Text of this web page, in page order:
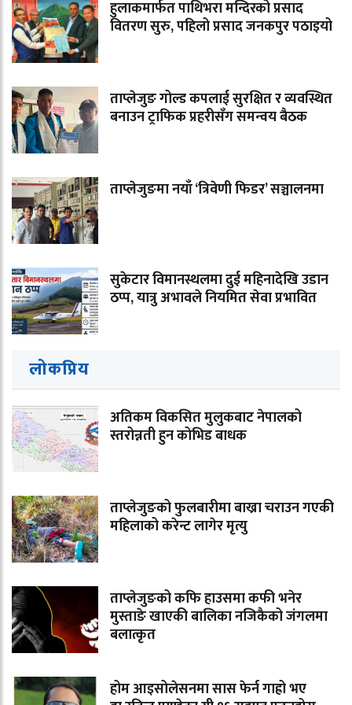
हुलाकमार्फत पाथिभरा मन्दिरको प्रसाद
वितरण सुरु, पहिलो प्रसाद जनकपुर पठाइयो
ताप्लेजुङ गोल्ड कपलाई सुरक्षित र व्यवस्थित
बनाउन ट्राफिक प्रहरीसँग समन्वय बैठक
ताप्लेजुङमा नयाँ ‘त्रिवेणी फिडर’ सञ्चालनमा
सुकेटार विमानस्थलमा दुई महिनादेखि उडान
ठप्प, यात्रु अभावले नियमित सेवा प्रभावित
लोकप्रिय
अतिकम विकसित मुलुकबाट नेपालको
स्तरोन्नती हुन कोभिड बाधक
ताप्लेजुङको फुलबारीमा बाख्रा चराउन गएकी
महिलाको करेन्ट लागेर मृत्यु
ताप्लेजुङको कफि हाउसमा कफी भनेर
मुस्ताङे खाएकी बालिका नजिकैको जंगलमा
बलात्कृत
होम आइसोलेसनमा सास फेर्न गाह्रो भए